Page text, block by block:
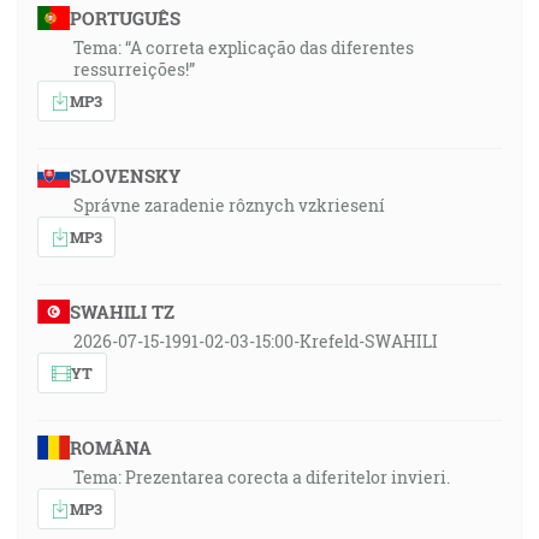
PORTUGUÊS
Tema: “A correta explicação das diferentes
ressurreições!”
MP3
SLOVENSKY
Správne zaradenie rôznych vzkriesení
MP3
SWAHILI TZ
2026-07-15-1991-02-03-15:00-Krefeld-SWAHILI
YT
ROMÂNA
Tema: Prezentarea corecta a diferitelor invieri.
MP3